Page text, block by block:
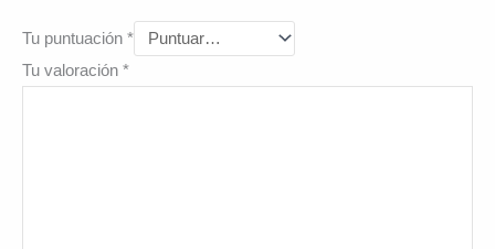
Tu puntuación *
Tu valoración *